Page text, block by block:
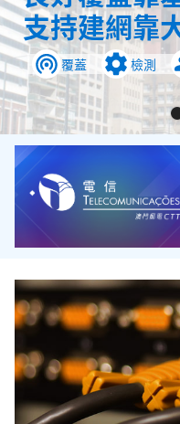
支持建網靠
覆蓋 檢測